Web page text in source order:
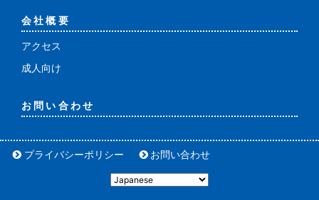
会社概要
アクセス
成人向け
お問い合わせ
プライバシーポリシー お問い合わせ